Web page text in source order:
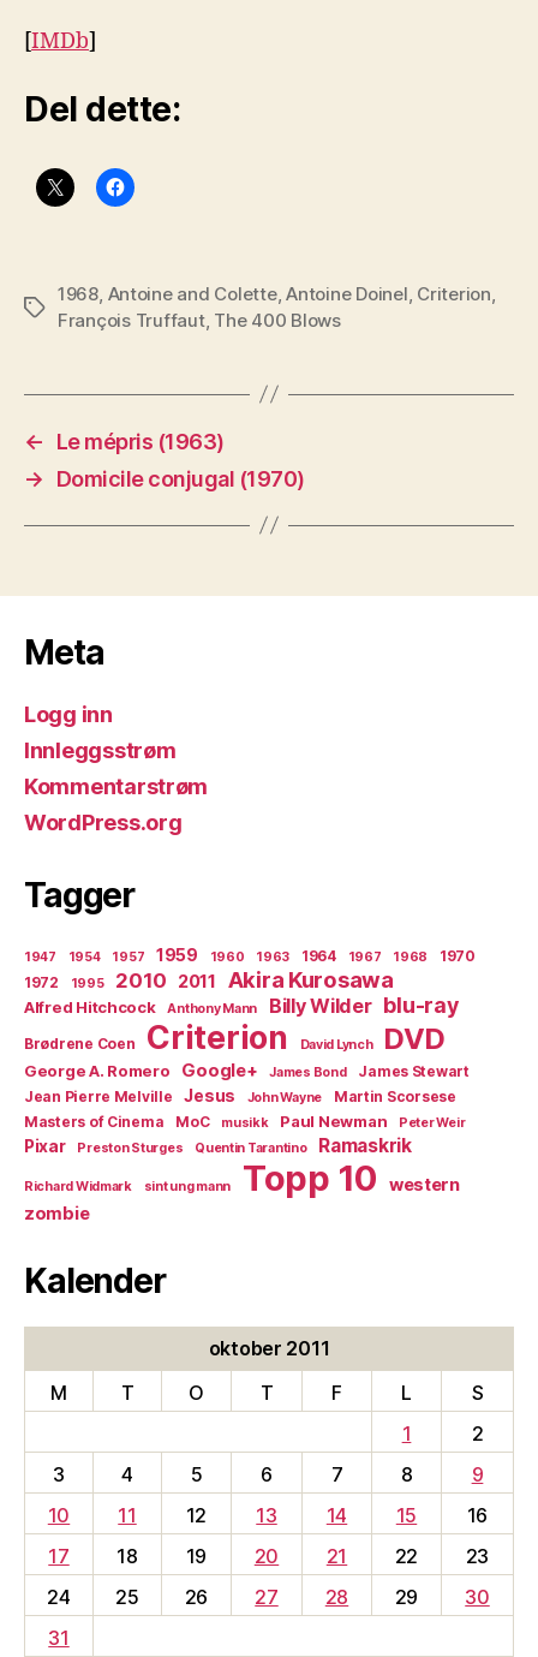
[IMDb]
Del dette:
Stikkord
1968 Antoine and Colette,Antoine Doinel Criterion
François Truffaut, The 400 Blows
←
Le mépris (1963)
→
Domicile conjugal (1970)
Meta
Logg inn
Innleggsstrøm
Kommentarstrøm
WordPress.org
Tagger
1947 1954 1957 1959 1960 1963 1964 1967 1968
1970
1972
1995 2010 2011 Akira Kurosawa
Alfred Hitchcock Anthony Mann Billy Wilder blu-ray
Brødrene Coen Criterion David Lynch DVD
George A. Romero Google+ James Bond
James Stewart
Jean Pierre Melville
Jesus John Wayne
Martin Scorsese
Masters of Cinema
MoC musikk Paul Newman Peter Weir
Pixar Preston Sturges Quentin Tarantino Ramaskrik
Richard Widmark sint ung mann Topp 10
western
zombie
Kalender
oktober 2011
M
T O T F L
S
1
2
3
4 5 6 7 8
9
10
11 12 13 14 15
16
17
18 19 20 21 22
23
24
25 26 27 28 29
30
31